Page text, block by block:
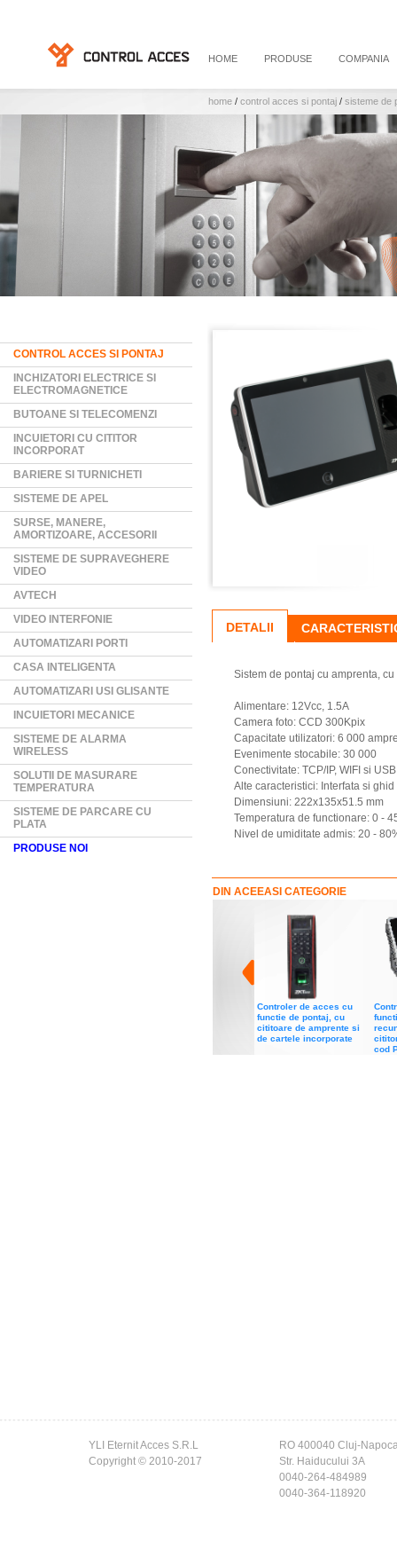
HOME PRODUSE COMPANIA
home / control acces si pontaj / sisteme de
CONTROL ACCES SI PONTAJ
INCHIZATORI ELECTRICE SI
ELECTROMAGNETICE
BUTOANE SI TELECOMENZI
INCUIETORI CU CITITOR
INCORPORAT
BARIERE SI TURNICHETI
SISTEME DE APEL
SURSE, MANERE,
AMORTIZOARE, ACCESORII
SISTEME DE SUPRAVEGHERE
VIDEO
AVTECH
VIDEO INTERFONIE
AUTOMATIZARI PORTI
CASA INTELIGENTA
AUTOMATIZARI USI GLISANTE
INCUIETORI MECANICE
SISTEME DE ALARMA
WIRELESS
SOLUTII DE MASURARE
TEMPERATURA
SISTEME DE PARCARE CU
PLATA
PRODUSE NOI
DETALII
Sistem de pontaj cu amprenta,
Alimentare: 12Vcc, 1.5A
Camera foto: CCD 300Kpix
Capacitate utilizatori: 6 000
Evenimente stocabile: 30 000
Conectivitate: TCP/IP, WIFI si
Alte caracteristici: Interfata si
Dimensiuni: 222x135x51.5 mm
Temperatura de functionare: 0 -
Nivel de umiditate admis: 20 -
DIN ACEEASI CATEGORIE
Controler de acces cu
functie de pontaj, cu
cititoare de amprente si
de cartele incorporate
cod
YLI Eternit Acces S.R.L
Copyright © 2010-2017
RO 400040 Cluj-
Str. Haiducului 3A
0040-264-484989
0040-364-118920